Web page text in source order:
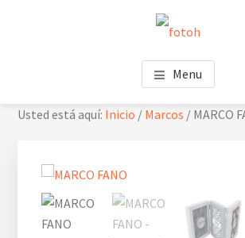
Menu
Usted está aquí: Inicio / Marcos / MARCO